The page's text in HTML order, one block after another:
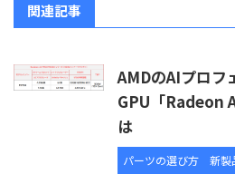
関連記事
AMDのAIプロフ
GPU「Radeon
は
パーツの選び方 新製